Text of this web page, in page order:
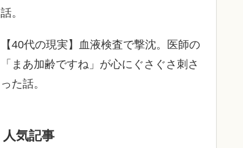
話。
【40代の現実】血液検査で撃沈。医師の
「まあ加齢ですね」が心にぐさぐさ刺さ
った話。
人気記事